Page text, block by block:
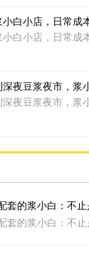
小白小店，日常成
小白小店，日常成
深夜豆浆夜市，浆
深夜豆浆夜市，浆
套的浆小白：不
套的浆小白：不